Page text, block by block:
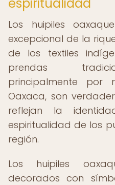
Los huipiles
excepcional de la
de los textiles
prendas
principalmente por
Oaxaca, son
reflejan la
espiritualidad de los
región.
Los huipiles
decorados con